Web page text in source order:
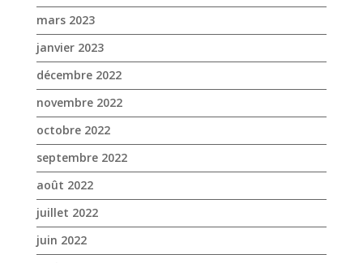
septembre 2022
août 2022
juillet 2022
juin 2022
mai 2022
avril 2022
mars 2022
février 2022
janvier 2022